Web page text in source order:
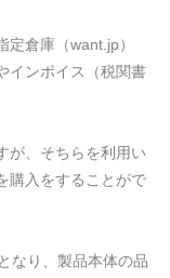
倉庫（want.jp）
インボイス（税関書
が、そちらを利用い
購入をすることがで
なり、製品本体の品